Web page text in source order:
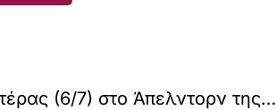
(6/7) στο Άπελντορν της…